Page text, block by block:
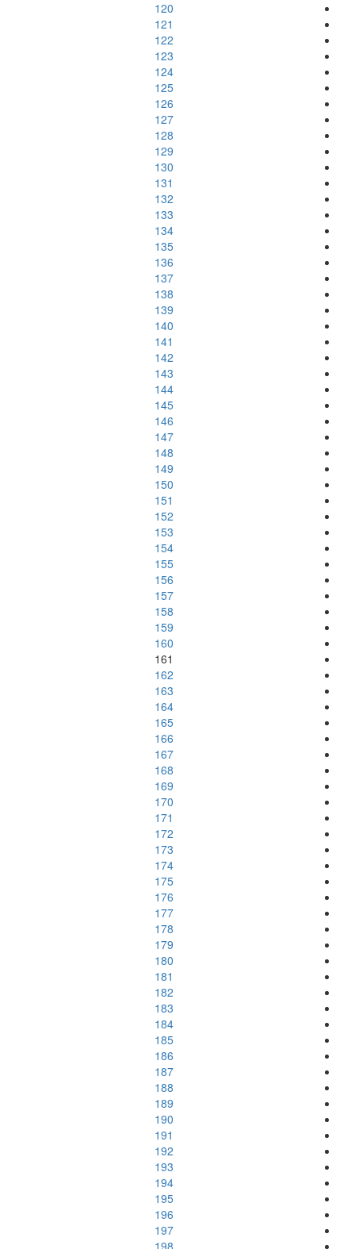
120
121
122
123
124
125
126
127
128
129
130
131
132
133
134
135
136
137
138
139
140
141
142
143
144
145
146
147
148
149
150
151
152
153
154
155
156
157
158
159
160
161
162
163
164
165
166
167
168
169
170
171
172
173
174
175
176
177
178
179
180
181
182
183
184
185
186
187
188
189
190
191
192
193
194
195
196
197
198